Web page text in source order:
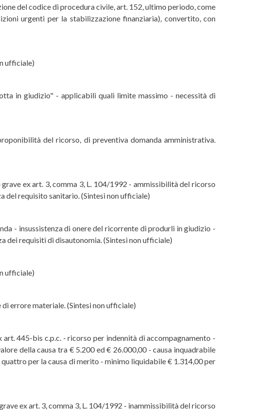
del codice di procedura civile, art. 152, ultimo periodo, come
urgenti per la stabilizzazione finanziaria), convertito, con
ufficiale)
in giudizio" - applicabili quali limite massimo - necessità di
del ricorso, di preventiva domanda amministrativa.
ex art. 3, comma 3, L. 104/1992 - ammissibilità del ricorso
del requisito sanitario. (Sintesi non ufficiale)
- insussistenza di onere del ricorrente di produrli in giudizio -
dei requisiti di disautonomia. (Sintesi non ufficiale)
ufficiale)
errore materiale. (Sintesi non ufficiale)
445-bis c.p.c. - ricorso per indennità di accompagnamento -
della causa tra € 5.200 ed € 26.000,00 - causa inquadrabile
per la causa di merito - minimo liquidabile € 1.314,00 per
ex art. 3, comma 3, L. 104/1992 - inammissibilità del ricorso